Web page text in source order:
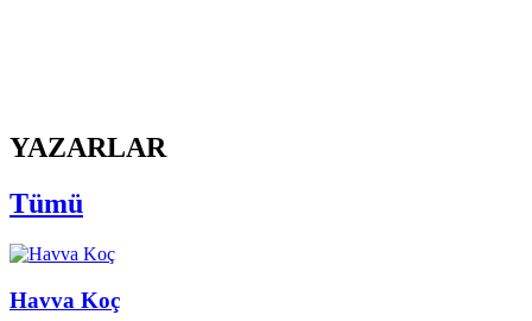
YAZARLAR
Tümü
Havva Koç